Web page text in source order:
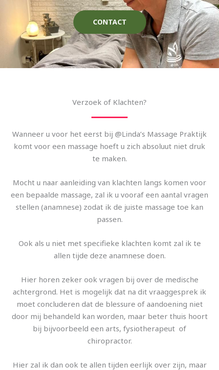
CONTACT
Verzoek of Klachten?
Wanneer u voor het eerst bij @Linda’s Massage Praktijk
komt voor een massage hoeft u zich absoluut niet druk
te maken.
Mocht u naar aanleiding van klachten langs komen voor
een bepaalde massage, zal ik u vooraf een aantal vragen
stellen (anamnese) zodat ik de juiste massage toe kan
passen.
Ook als u niet met specifieke klachten komt zal ik te
allen tijde deze anamnese doen.
Hier horen zeker ook vragen bij over de medische
achtergrond. Het is mogelijk dat na dit vraaggesprek ik
moet concluderen dat de blessure of aandoening niet
door mij behandeld kan worden, maar beter thuis hoort
bij bijvoorbeeld een arts, fysiotherapeut of
chiropractor.
Hier zal ik dan ook te allen tijden eerlijk over zijn, maar